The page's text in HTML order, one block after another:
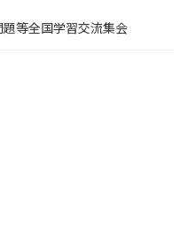
等全国学習交流集会